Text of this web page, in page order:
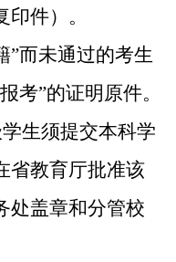
件）。
”而未通过的考生
考”的证明原件。
生须提交本科学
省教育厅批准该
处盖章和分管校